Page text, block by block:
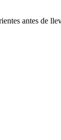
antes de